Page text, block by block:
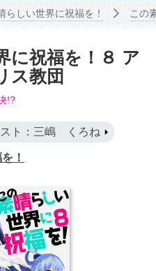
らしい世界に祝福を！ この
に祝福を！８ ア
ス教団
!?
ト：三嶋 くろね
！